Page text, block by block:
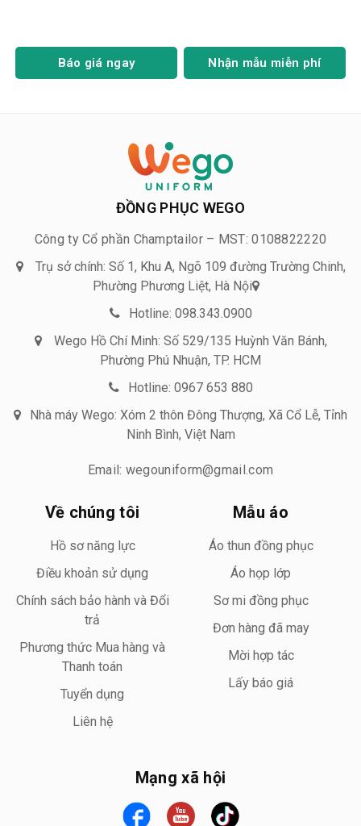
Báo giá ngay Nhận mẫu miễn phí
ĐỒNG PHỤC WEGO
Công ty Cổ phần Champtailor – MST: 0108822220
Trụ sở chính: Số 1, Khu A, Ngõ 109 đường Trường Chinh,
Phường Phương Liệt, Hà Nội
Hotline: 098.343.0900
Wego Hồ Chí Minh: Số 529/135 Huỳnh Văn Bánh,
Phường Phú Nhuận, TP. HCM
Hotline: 0967 653 880
Nhà máy Wego: Xóm 2 thôn Đông Thượng, Xã Cổ Lễ, Tỉnh
Ninh Bình, Việt Nam
Email: wegouniform@gmail.com
Về chúng tôi
Hồ sơ năng lực
Điều khoản sử dụng
Chính sách bảo hành và Đổi
trả
Phương thức Mua hàng và
Thanh toán
Tuyển dụng
Liên hệ
Mẫu áo
Áo thun đồng phục
Áo họp lớp
Sơ mi đồng phục
Đơn hàng đã may
Mời hợp tác
Lấy báo giá
Mạng xã hội